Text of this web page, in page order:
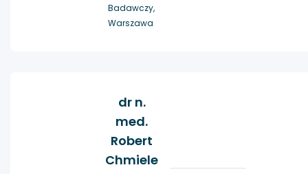
Badawczy,
Warszawa
dr n.
med.
Robert
Chmiele